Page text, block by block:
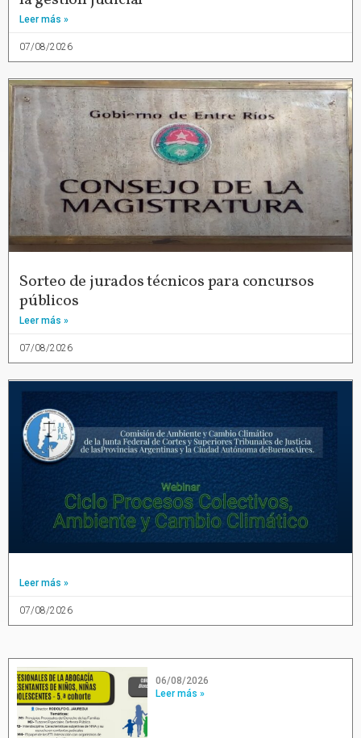
Leer más »
07/08/2026
Sorteo de jurados técnicos para concursos
públicos
Leer más »
07/08/2026
Leer más »
07/08/2026
06/08/2026
Leer más »